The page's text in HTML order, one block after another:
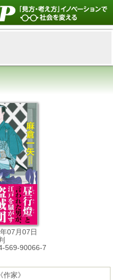
07月07日
569-90066-7
家》